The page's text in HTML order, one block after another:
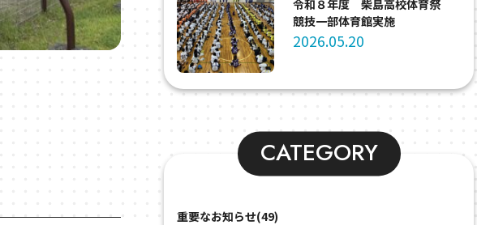
令和８年度 柴島高校体育祭
競技一部体育館実施
2026.05.20
CATEGORY
重要なお知らせ(49)